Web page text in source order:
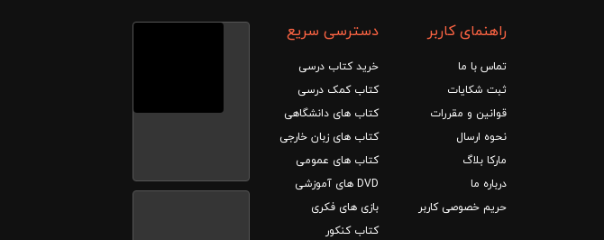
راهنمای کاربر
تماس با ما
ثبت شکایات
قوانین و مقررات
نحوه ارسال
مارکا بلاگ
درباره ما
حریم خصوصی کاربر
دسترسی سریع
خرید کتاب درسی
کتاب کمک درسی
کتاب های دانشگاهی
کتاب های زبان خارجی
کتاب های عمومی
DVD های آموزشی
بازی های فکری
کتاب کنکور